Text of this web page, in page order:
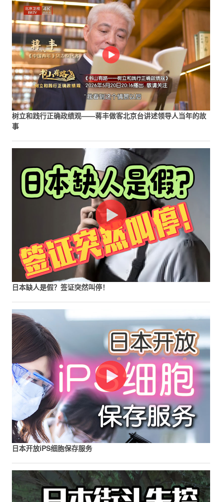
树立和践行正确政绩观——蒋丰做客北京台讲述领导人当年的故
事
日本缺人是假？签证突然叫停！
日本开放iPS细胞保存服务